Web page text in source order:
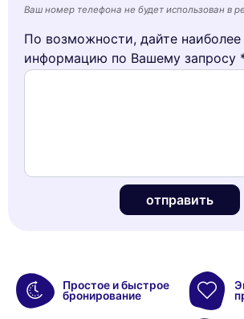
Ваш номер телефона не будет использован в
По возможности, дайте
информацию по Вашему запросу
отправить
Простое и быстрое
бронирование